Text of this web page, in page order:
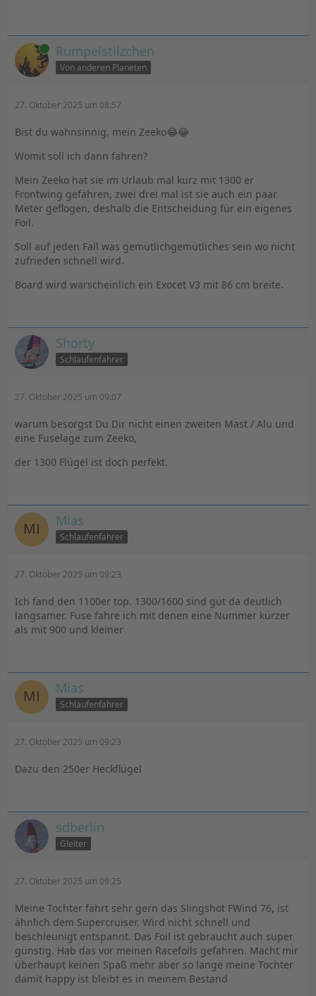
Online Rumpelstilzchen
Von anderen Planeten
27. Oktober 2025 um 08:57
Bist du wahnsinnig, mein Zeeko😂😂
Womit soll ich dann fahren?
Mein Zeeko hat sie im Urlaub mal kurz mit 1300 er
Frontwing gefahren, zwei drei mal ist sie auch ein paar
Meter geflogen, deshalb die Entscheidung für ein eigenes
Foil.
Soll auf jeden Fall was gemütlichgemütliches sein wo nicht
zufrieden schnell wird.
Board wird warscheinlich ein Exocet V3 mit 86 cm breite.
Shorty
Schlaufenfahrer
27. Oktober 2025 um 09:07
warum besorgst Du Dir nicht einen zweiten Mast / Alu und
eine Fuselage zum Zeeko,
der 1300 Flügel ist doch perfekt.
Mias
Schlaufenfahrer
27. Oktober 2025 um 09:23
Ich fand den 1100er top. 1300/1600 sind gut da deutlich
langsamer. Fuse fahre ich mit denen eine Nummer kürzer
als mit 900 und kleiner
Mias
Schlaufenfahrer
27. Oktober 2025 um 09:23
Dazu den 250er Heckflügel
sdberlin
Gleiter
27. Oktober 2025 um 09:25
Meine Tochter fährt sehr gern das Slingshot FWind 76, ist
ähnlich dem Supercruiser. Wird nicht schnell und
beschleunigt entspannt. Das Foil ist gebraucht auch super
günstig. Hab das vor meinen Racefoils gefahren. Macht mir
überhaupt keinen Spaß mehr aber so lange meine Tochter
damit happy ist bleibt es in meinem Bestand